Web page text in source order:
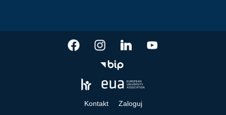
Kontakt Zaloguj